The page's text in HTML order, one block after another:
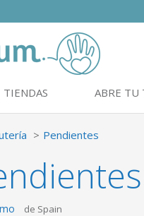
TIENDAS ABRE TU
Pendientes
de Spain